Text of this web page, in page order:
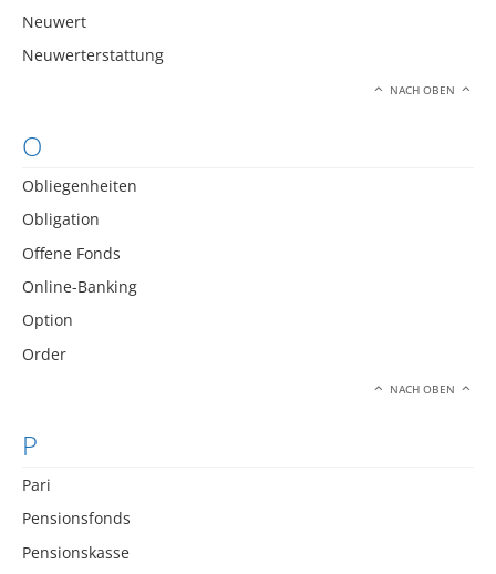
Neuwert
Neuwerterstattung
NACH OBEN
O
Obliegenheiten
Obligation
Offene Fonds
Online-Banking
Option
Order
NACH OBEN
P
Pari
Pensionsfonds
Pensionskasse